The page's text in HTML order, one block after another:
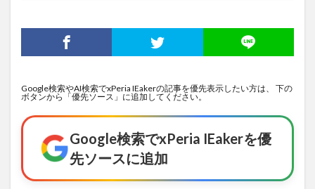
Google検索やAI検索でxPeria IEakerの記事を優先表示したい方は、 下の
ボタンから「優先ソース」に追加してください。
Google検索でxPeria IEakerを優
先ソースに追加